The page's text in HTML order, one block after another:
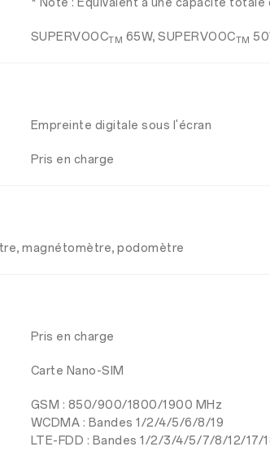
* Note : Équivalent à une capacité totale
SUPERVOOCTM 65W, SUPERVOOCTM
Empreinte digitale sous l'écran
Pris en charge
magnétomètre, podomètre
Pris en charge
Carte Nano-SIM
GSM : 850/900/1800/1900 MHz
WCDMA : Bandes 1/2/4/5/6/8/19
LTE-FDD : Bandes 1/2/3/4/5/7/8/12/17/